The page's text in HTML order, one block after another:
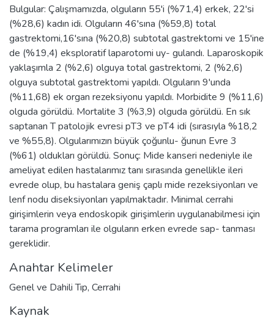
Bulgular: Çalışmamızda, olguların 55'i (%71,4) erkek, 22'si
(%28,6) kadın idi. Olguların 46'sına (%59,8) total
gastrektomi,16'sına (%20,8) subtotal gastrektomi ve 15'ine
de (%19,4) eksploratif laparotomi uy- gulandı. Laparoskopik
yaklaşımla 2 (%2,6) olguya total gastrektomi, 2 (%2,6)
olguya subtotal gastrektomi yapıldı. Olguların 9'unda
(%11,68) ek organ rezeksiyonu yapıldı. Morbidite 9 (%11,6)
olguda görüldü. Mortalite 3 (%3,9) olguda görüldü. En sık
saptanan T patolojik evresi pT3 ve pT4 idi (sırasıyla %18,2
ve %55,8). Olgularımızın büyük çoğunlu- ğunun Evre 3
(%61) oldukları görüldü. Sonuç: Mide kanseri nedeniyle ile
ameliyat edilen hastalarımız tanı sırasında genellikle ileri
evrede olup, bu hastalara geniş çaplı mide rezeksiyonları ve
lenf nodu diseksiyonları yapılmaktadır. Minimal cerrahi
girişimlerin veya endoskopik girişimlerin uygulanabilmesi için
tarama programları ile olguların erken evrede sap- tanması
gereklidir.
Anahtar Kelimeler
Genel ve Dahili Tıp, Cerrahi
Kaynak